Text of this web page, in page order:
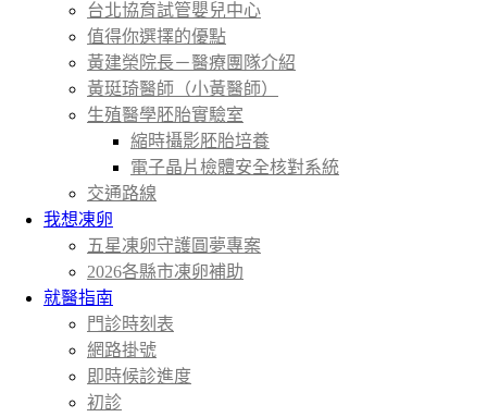
台北協育試管嬰兒中心
值得你選擇的優點
黃建榮院長－醫療團隊介紹
黃珽琦醫師（小黃醫師）
生殖醫學胚胎實驗室
縮時攝影胚胎培養
電子晶片檢體安全核對系統
交通路線
我想凍卵
五星凍卵守護圓夢專案
2026各縣市凍卵補助
就醫指南
門診時刻表
網路掛號
即時候診進度
初診